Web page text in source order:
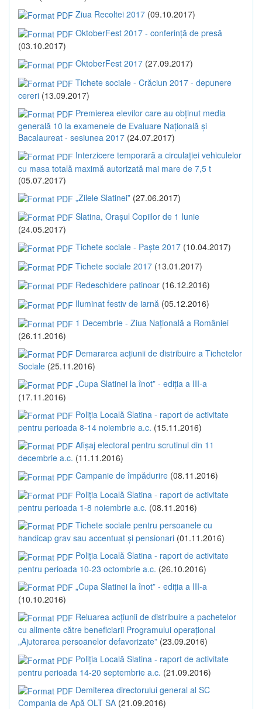
Ziua Recoltei 2017 (09.10.2017)
OktoberFest 2017 - conferință de presă
(03.10.2017)
OktoberFest 2017 (27.09.2017)
Tichete sociale - Crăciun 2017 - depunere
cereri (13.09.2017)
Premierea elevilor care au obținut media
generală 10 la examenele de Evaluare Națională și
Bacalaureat - sesiunea 2017 (24.07.2017)
Interzicere temporară a circulației vehiculelor
cu masa totală maximă autorizată mai mare de 7,5 t
(05.07.2017)
„Zilele Slatinei” (27.06.2017)
Slatina, Orașul Copiilor de 1 Iunie
(24.05.2017)
Tichete sociale - Paște 2017 (10.04.2017)
Tichete sociale 2017 (13.01.2017)
Redeschidere patinoar (16.12.2016)
Iluminat festiv de iarnă (05.12.2016)
1 Decembrie - Ziua Națională a României
(26.11.2016)
Demararea acțiunii de distribuire a Tichetelor
Sociale (25.11.2016)
„Cupa Slatinei la înot” - ediția a III-a
(17.11.2016)
Poliția Locală Slatina - raport de activitate
pentru perioada 8-14 noiembrie a.c. (15.11.2016)
Afișaj electoral pentru scrutinul din 11
decembrie a.c. (11.11.2016)
Campanie de împădurire (08.11.2016)
Poliția Locală Slatina - raport de activitate
pentru perioada 1-8 noiembrie a.c. (08.11.2016)
Tichete sociale pentru persoanele cu
handicap grav sau accentuat și pensionari (01.11.2016)
Poliția Locală Slatina - raport de activitate
pentru perioada 10-23 octombrie a.c. (26.10.2016)
„Cupa Slatinei la înot” - ediția a III-a
(10.10.2016)
Reluarea acțiunii de distribuire a pachetelor
cu alimente către beneficiarii Programului operațional
„Ajutorarea persoanelor defavorizate” (23.09.2016)
Poliția Locală Slatina - raport de activitate
pentru perioada 14-20 septembrie a.c. (21.09.2016)
Demiterea directorului general al SC
Compania de Apă OLT SA (21.09.2016)